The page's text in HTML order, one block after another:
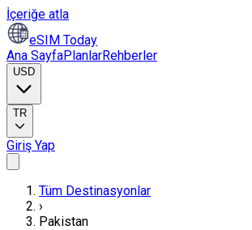
İçeriğe atla
eSIM Today
Ana SayfaPlanlarRehberler
USD
TR
Giriş Yap
Tüm Destinasyonlar
›
Pakistan